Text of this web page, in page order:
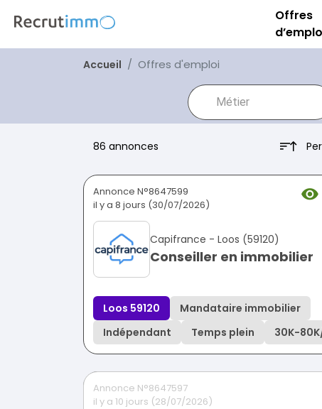
Offres
Accueil Offres d'emploi
86 annonces
Annonce N°8647599
il y a 8 jours (30/07/2026)
Capifrance - Loos (59120)
Conseiller en immobilier
Loos 59120
Mandataire immobilier
Indépendant
Temps plein 30K-80K
Annonce N°8647597
il y a 10 jours (28/07/2026)